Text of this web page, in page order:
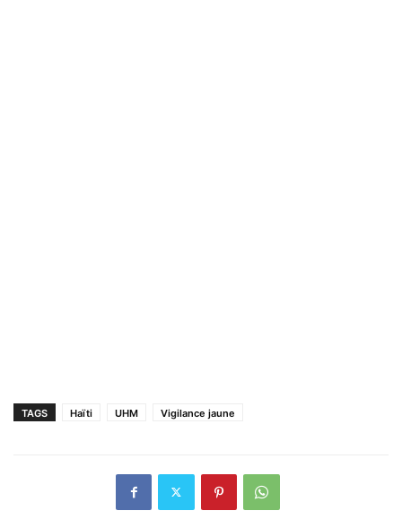
TAGS Haïti UHM Vigilance jaune